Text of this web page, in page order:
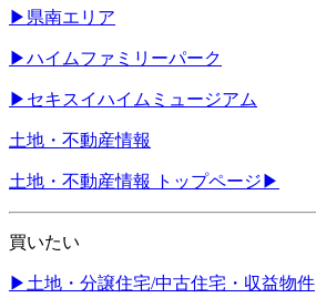
▶ 県南エリア
▶ハイムファミリーパーク
▶ セキスイハイムミュージアム
土地・不動産情報
土地・不動産情報 トップページ ▶
買いたい
▶ 土地・分譲住宅/中古住宅・収益物件